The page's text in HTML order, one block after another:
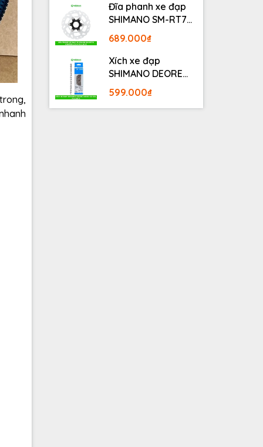
Đĩa phanh xe đạp
SHIMANO SM-RT70
Center lock Fullbox
689.000₫
Xích xe đạp
SHIMANO DEORE
M6100 12S 126L
Fullbox
599.000₫